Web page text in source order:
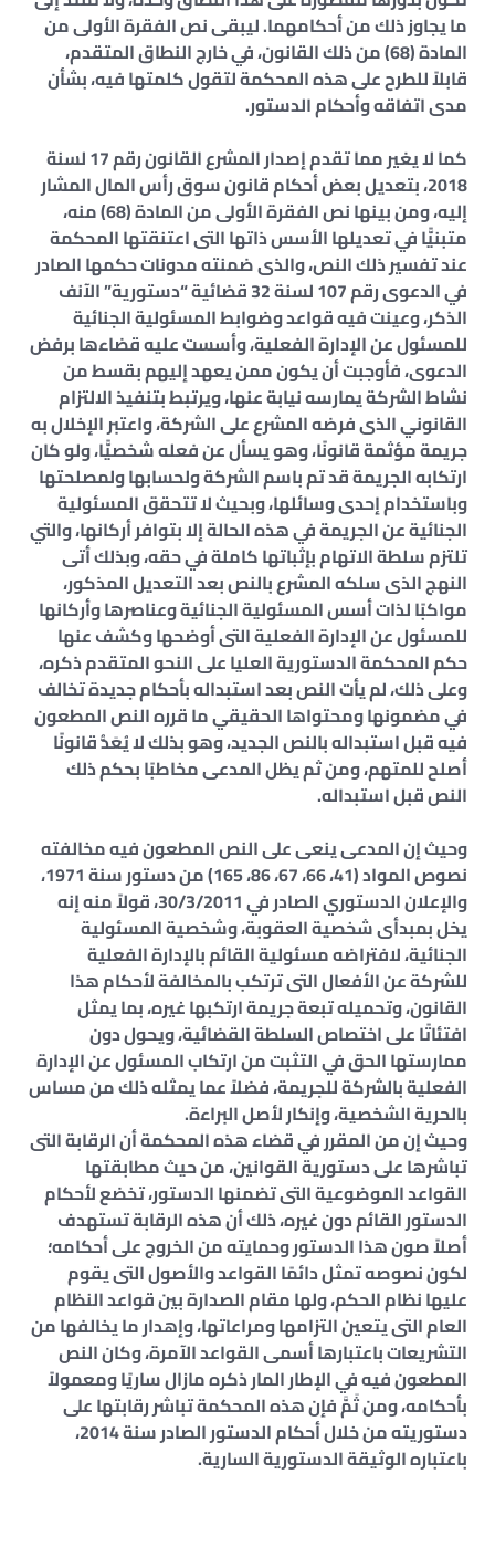
ما يجاوز ذلك من أحكامهما. ليبقى نص الفقرة الأولى من
المادة (68) من ذلك القانون، في خارج النطاق المتقدم،
قابلاً للطرح على هذه المحكمة لتقول كلمتها فيه، بشأن
مدى اتفاقه وأحكام الدستور.
كما لا يغير مما تقدم إصدار المشرع القانون رقم 17 لسنة
2018، بتعديل بعض أحكام قانون سوق رأس المال المشار
إليه، ومن بينها نص الفقرة الأولى من المادة (68) منه،
متبنيًّا في تعديلها الأسس ذاتها التى اعتنقتها المحكمة
عند تفسير ذلك النص، والذى ضمنته مدونات حكمها الصادر
في الدعوى رقم 107 لسنة 32 قضائية “دستورية” الآنف
الذكر، وعينت فيه قواعد وضوابط المسئولية الجنائية
للمسئول عن الإدارة الفعلية، وأسست عليه قضاءها برفض
الدعوى، فأوجبت أن يكون ممن يعهد إليهم بقسط من
نشاط الشركة يمارسه نيابة عنها، ويرتبط بتنفيذ الالتزام
القانوني الذى فرضه المشرع على الشركة، واعتبر الإخلال به
جريمة مؤثمة قانونًا، وهو يسأل عن فعله شخصيًّا، ولو كان
ارتكابه الجريمة قد تم باسم الشركة ولحسابها ولمصلحتها
وباستخدام إحدى وسائلها، وبحيث لا تتحقق المسئولية
الجنائية عن الجريمة في هذه الحالة إلا بتوافر أركانها، والتي
تلتزم سلطة الاتهام بإثباتها كاملة في حقه، وبذلك أتى
النهج الذى سلكه المشرع بالنص بعد التعديل المذكور،
مواكبًا لذات أسس المسئولية الجنائية وعناصرها وأركانها
للمسئول عن الإدارة الفعلية التى أوضحها وكشف عنها
حكم المحكمة الدستورية العليا على النحو المتقدم ذكره،
وعلى ذلك، لم يأت النص بعد استبداله بأحكام جديدة تخالف
في مضمونها ومحتواها الحقيقي ما قرره النص المطعون
فيه قبل استبداله بالنص الجديد، وهو بذلك لا يُعَدُّ قانونًا
أصلح للمتهم، ومن ثم يظل المدعى مخاطبًا بحكم ذلك
النص قبل استبداله.
وحيث إن المدعى ينعى على النص المطعون فيه مخالفته
نصوص المواد (41، 66، 67، 86، 165) من دستور سنة 1971،
والإعلان الدستوري الصادر في 30/3/2011، قولاً منه إنه
يخل بمبدأى شخصية العقوبة، وشخصية المسئولية
الجنائية، لافتراضه مسئولية القائم بالإدارة الفعلية
للشركة عن الأفعال التى ترتكب بالمخالفة لأحكام هذا
القانون، وتحميله تبعة جريمة ارتكبها غيره، بما يمثل
افتئاتًا على اختصاص السلطة القضائية، ويحول دون
ممارستها الحق في التثبت من ارتكاب المسئول عن الإدارة
الفعلية بالشركة للجريمة، فضلاً عما يمثله ذلك من مساس
بالحرية الشخصية، وإنكار لأصل البراءة.
وحيث إن من المقرر في قضاء هذه المحكمة أن الرقابة التى
تباشرها على دستورية القوانين، من حيث مطابقتها
القواعد الموضوعية التى تضمنها الدستور، تخضع لأحكام
الدستور القائم دون غيره، ذلك أن هذه الرقابة تستهدف
أصلاً صون هذا الدستور وحمايته من الخروج على أحكامه؛
لكون نصوصه تمثل دائمًا القواعد والأصول التى يقوم
عليها نظام الحكم، ولها مقام الصدارة بين قواعد النظام
العام التى يتعين التزامها ومراعاتها، وإهدار ما يخالفها من
التشريعات باعتبارها أسمى القواعد الآمرة، وكان النص
المطعون فيه في الإطار المار ذكره مازال ساريًا ومعمولاً
بأحكامه، ومن ثَمَّ فإن هذه المحكمة تباشر رقابتها على
دستوريته من خلال أحكام الدستور الصادر سنة 2014،
باعتباره الوثيقة الدستورية السارية.